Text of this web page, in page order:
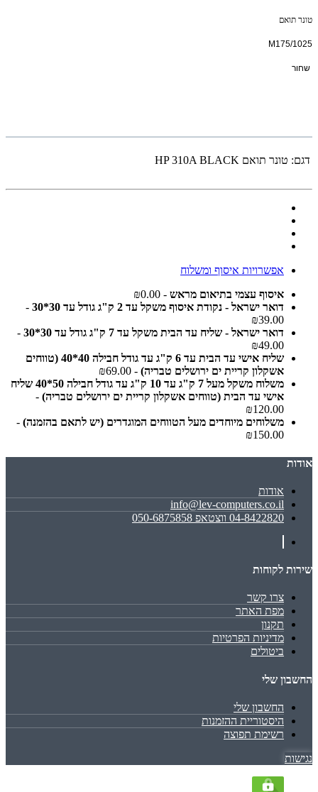
טונר תואם
1025/M175
שחור
דגם: טונר תואם HP 310A BLACK
אפשרויות איסוף ומשלוח
איסוף עצמי בתיאום מראש - ₪0.00
דואר ישראל - נקודת איסוף משקל עד 2 ק"ג גודל עד 30*30
-
₪39.00
דואר ישראל - שליח עד הבית משקל עד 7 ק"ג גודל עד 30*30
-
₪49.00
שליח אישי עד הבית עד 6 ק"ג עד גודל חבילה 40*40 (טווחים
אשקלון קריית ים ירושלים טבריה) - ₪69.00
משלוח משקל מעל 7 ק"ג עד 10 ק"ג עד גודל חבילה 50*40 שליח
אישי עד הבית (טווחים אשקלון קריית ים ירושלים טבריה) -
₪120.00
משלוחים מיוחדים מעל הטווחים המוגדרים (יש לתאם בהזמנה) -
₪150.00
אודות
אודות
info@lev-computers.co.il
04-8422820 ווצטאפ 050-6875858
שירות לקוחות
צרו קשר
מפת האתר
תקנון
מדיניות הפרטיות
ביטולים
החשבון שלי
החשבון שלי
היסטוריית ההזמנות
רשימת תפוצה
נגישות